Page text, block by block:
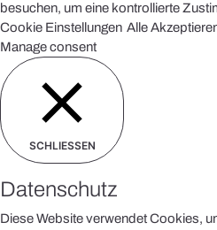
besuchen, um eine kontrollierte
Cookie Einstellungen Alle
Manage consent
SCHLIESSEN
Datenschutz
Diese Website verwendet Cookies,